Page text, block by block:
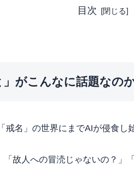
目次
がこんなに話題なの
戒名」の世界にまでAIが侵食
故人への冒涜じゃないの？